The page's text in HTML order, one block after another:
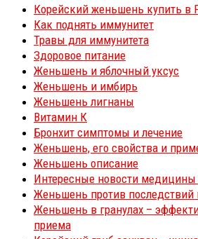
Корейский женьшень купить в
Как поднять иммунитет
Травы для иммунитета
Здоровое питание
Женьшень и яблочный уксус
Женьшень и имбирь
Женьшень лигнаны
Витамин К
Бронхит симптомы и лечение
Женьшень, его свойства и
Женьшень описание
Интересные новости медицины
Женьшень против последствий
Женьшень в гранулах –
приема